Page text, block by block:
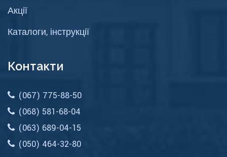
Акції
Каталоги, інструкції
Контакти
(067) 775-88-50
(068) 581-68-04
(063) 689-04-15
(050) 464-32-80